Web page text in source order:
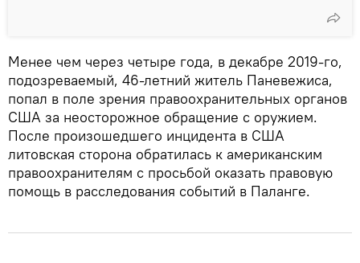
Менее чем через четыре года, в декабре 2019-го,
подозреваемый, 46-летний житель Паневежиса,
попал в поле зрения правоохранительных органов
США за неосторожное обращение с оружием.
После произошедшего инцидента в США
литовская сторона обратилась к американским
правоохранителям с просьбой оказать правовую
помощь в расследования событий в Паланге.